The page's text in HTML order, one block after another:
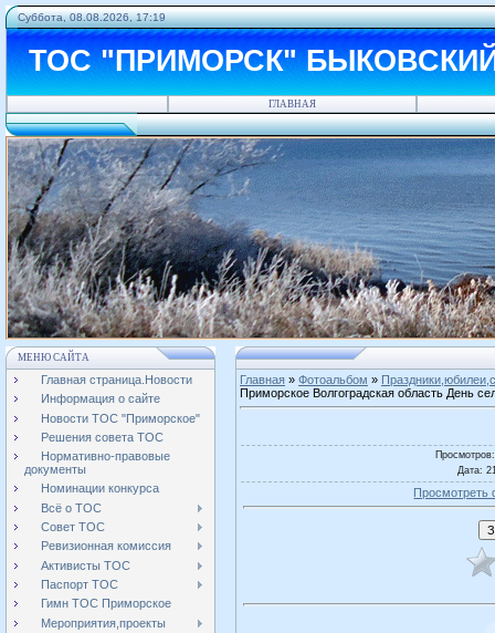
Суббота, 08.08.2026, 17:19
ТОС "ПРИМОРСК"
ГЛАВНАЯ
МЕНЮ САЙТА
Главная страница.Новости
Информация о сайте
Новости ТОС "Приморское"
Решения совета ТОС
Нормативно-правовые
документы
Номинации конкурса
Всё о ТОС
Совет ТОС
Ревизионная комиссия
Активисты ТОС
Паспорт ТОС
Гимн ТОС Приморское
Мероприятия,проекты
Главная » Фотоальбом »
Приморское Волгоградская область День
Просмотров
Дата:
Просмотреть